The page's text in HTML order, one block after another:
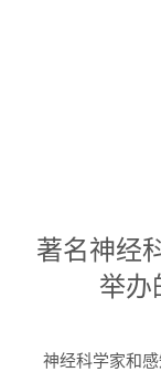
著名神经
举办
神经科学家和